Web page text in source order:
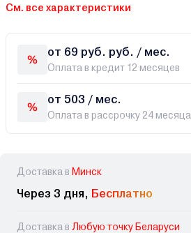
См. все характеристики
от 69 руб. руб. / мес.
Оплата в кредит 12 месяцев
от 503 / мес.
Оплата в рассрочку 24 месяца
Доставка в Минск
Через 3 дня, Бесплатно
Доставка в Любую точку Беларуси